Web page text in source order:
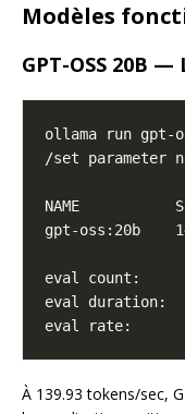
Modèles
GPT-OSS 20B
À 139.93 tokens/sec,